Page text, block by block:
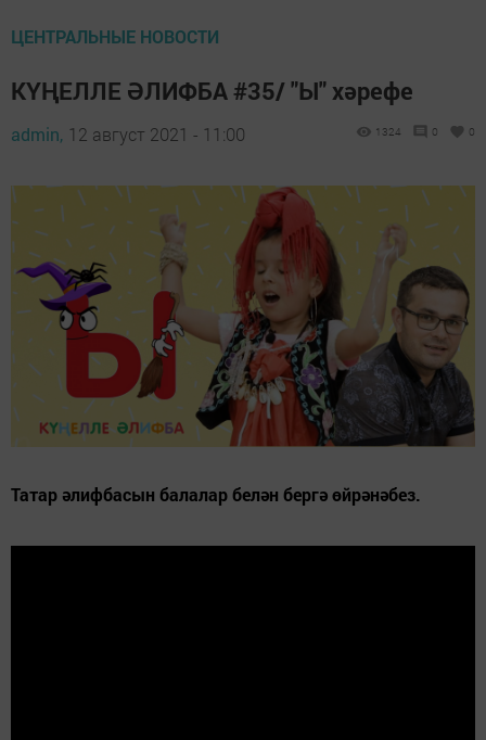
ЦЕНТРАЛЬНЫЕ НОВОСТИ
КҮҢЕЛЛЕ ӘЛИФБА #35/ "Ы" хәрефе
admin, 12 август 2021 - 11:00 1324 0 0
Татар әлифбасын балалар белән бергә өйрәнәбез.